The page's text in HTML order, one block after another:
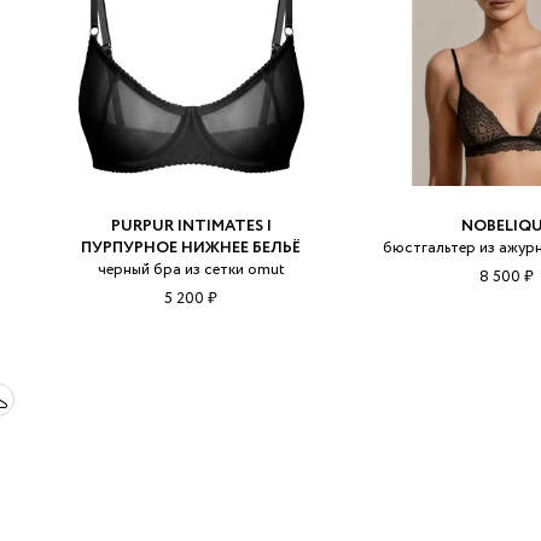
PURPUR INTIMATES |
ПУРПУРНОЕ НИЖНЕЕ БЕЛЬЁ
черный бра из сетки omut
5 200 ₽
бюстгальтер из
8 500 ₽